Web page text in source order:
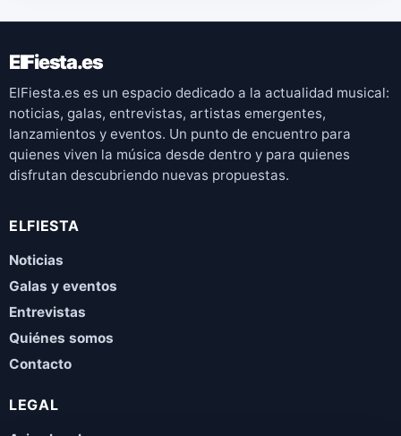
ElFiesta.es
ElFiesta.es es un espacio dedicado a la actualidad musical:
noticias, galas, entrevistas, artistas emergentes,
lanzamientos y eventos. Un punto de encuentro para
quienes viven la música desde dentro y para quienes
disfrutan descubriendo nuevas propuestas.
ELFIESTA
Noticias
Galas y eventos
Entrevistas
Quiénes somos
Contacto
LEGAL